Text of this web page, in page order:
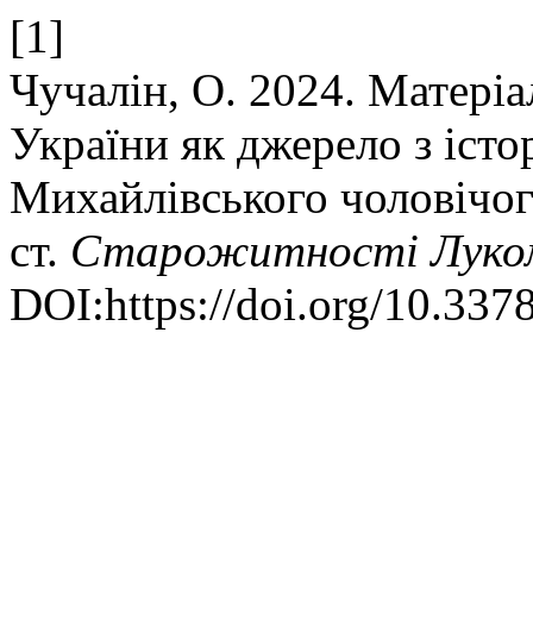
[1]
Чучалін, О. 2024.
України як джерело з
Михайлівського
ст. Старожитності
DOI:https://doi.org/